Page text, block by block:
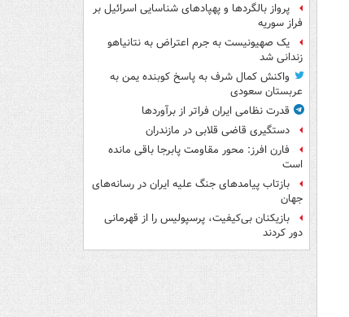
پرواز بالگردها و پهپادهای شناسایی اسرائیل بر
فراز سوریه
یک صهیونیست به جرم اعتراض به نتانیاهو
زندانی شد
واکنش کمال شرف به پاسخ کوبنده یمن به
عربستان سعودی
قدرت نظامی ایران فراتر از برآوردها
دستگیری قاضی قلابی در مازندران
فارن افرز: محور مقاومت پابرجا باقی مانده
است
بازتاب پیامدهای جنگ علیه ایران در رسانه‌های
جهان
بازیکنان بی‌کیفیت، پرسپولیس را از قهرمانی
دور کردند